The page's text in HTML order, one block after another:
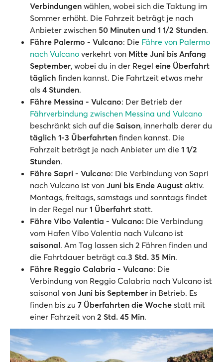
Verbindungen wählen, wobei sich die Taktung im
Sommer erhöht. Die Fahrzeit beträgt je nach
Anbieter zwischen 50 Minuten und 1 1/2 Stunden.
Fähre Palermo - Vulcano: Die Fähre von Palermo
nach Vulcano verkehrt von Mitte Juni bis Anfang
September, wobei du in der Regel eine Überfahrt
täglich finden kannst. Die Fahrtzeit etwas mehr
als 4 Stunden.
Fähre Messina - Vulcano: Der Betrieb der
Fährverbindung zwischen Messina und Vulcano
beschränkt sich auf die Saison, innerhalb derer du
täglich 1-3 Überfahrten finden kannst. Die
Fahrzeit beträgt je nach Anbieter um die 1 1/2
Stunden.
Fähre Sapri - Vulcano: Die Verbindung von Sapri
nach Vulcano ist von Juni bis Ende August aktiv.
Montags, freitags, samstags und sonntags findet
in der Regel nur 1 Überfahrt statt.
Fähre Vibo Valentia - Vulcano: Die Verbindung
vom Hafen Vibo Valentia nach Vulcano ist
saisonal. Am Tag lassen sich 2 Fähren finden und
die Fahrtdauer beträgt ca.3 Std. 35 Min.
Fähre Reggio Calabria - Vulcano: Die
Verbindung von Reggio Calabria nach Vulcano ist
saisonal von Juni bis September in Betrieb. Es
finden bis zu 7 Überfahrten die Woche statt mit
einer Fahrzeit von 2 Std. 45 Min.